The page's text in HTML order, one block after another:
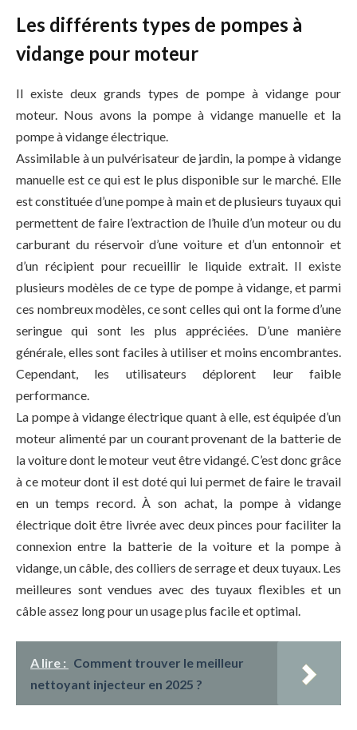
Les différents types de pompes à
vidange pour moteur
Il existe deux grands types de pompe à vidange pour
moteur. Nous avons la pompe à vidange manuelle et la
pompe à vidange électrique.
Assimilable à un pulvérisateur de jardin, la pompe à vidange
manuelle est ce qui est le plus disponible sur le marché. Elle
est constituée d’une pompe à main et de plusieurs tuyaux qui
permettent de faire l’extraction de l’huile d’un moteur ou du
carburant du réservoir d’une voiture et d’un entonnoir et
d’un récipient pour recueillir le liquide extrait. Il existe
plusieurs modèles de ce type de pompe à vidange, et parmi
ces nombreux modèles, ce sont celles qui ont la forme d’une
seringue qui sont les plus appréciées. D’une manière
générale, elles sont faciles à utiliser et moins encombrantes.
Cependant, les utilisateurs déplorent leur faible
performance.
La pompe à vidange électrique quant à elle, est équipée d’un
moteur alimenté par un courant provenant de la batterie de
la voiture dont le moteur veut être vidangé. C’est donc grâce
à ce moteur dont il est doté qui lui permet de faire le travail
en un temps record. À son achat, la pompe à vidange
électrique doit être livrée avec deux pinces pour faciliter la
connexion entre la batterie de la voiture et la pompe à
vidange, un câble, des colliers de serrage et deux tuyaux. Les
meilleures sont vendues avec des tuyaux flexibles et un
câble assez long pour un usage plus facile et optimal.
A lire : Comment trouver le meilleur
nettoyant injecteur en 2025 ?